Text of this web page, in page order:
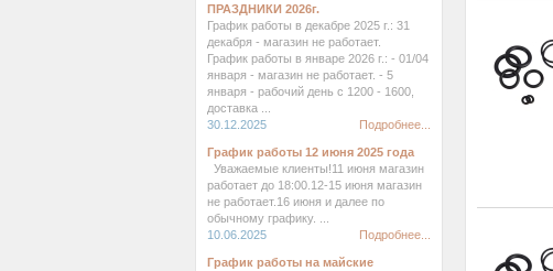
ПРАЗДНИКИ 2026г.
График работы в декабре 2025 г.: 31
декабря - магазин не работает.
График работы в январе 2026 г.: - 01/04
января - магазин не работает. - 5
января - рабочий день с 1200 - 1600,
доставка ...
30.12.2025
Подробнее...
График работы 12 июня 2025 года
Уважаемые клиенты!11 июня магазин
работает до 18:00.12-15 июня магазин
не работает.16 июня и далее по
обычному графику. ...
10.06.2025
Подробнее...
График работы на майские